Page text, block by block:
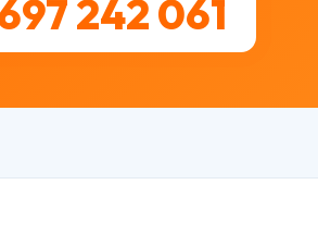
242 061